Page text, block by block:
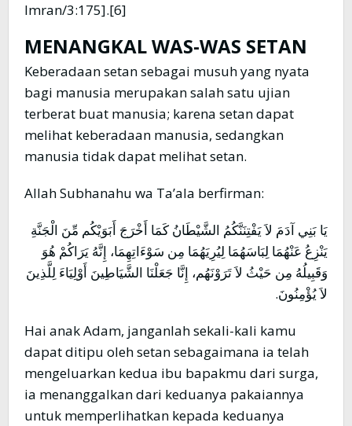
Imran/3:175].[6]
MENANGKAL WAS-WAS SETAN
Keberadaan setan sebagai musuh yang nyata
bagi manusia merupakan salah satu ujian
terberat buat manusia; karena setan dapat
melihat keberadaan manusia, sedangkan
manusia tidak dapat melihat setan.
Allah Subhanahu wa Ta’ala berfirman:
يَا بَنِي آدَمَ لاَ يَفْتِنَنَّكُمُ الشَّيْطَانُ كَمَا أَخْرَجَ أَبَوَيْكُم مِّنَ الْجَنَّةِ
يَنْزِعُ عَنْهُمَا لِبَاسَهُمَا لِيُرِيَهُمَا مِن سَوْءَاتِهِمَا، إِنَّهُ يَرَاكُمْ هُوَ
وَقَبِيلُهُ مِن حَيْثُ لاَ تَرَوْنَهُم، إِنَّا جَعَلْنَا الشَّيَاطِينَ أَوْلِيَاءَ لِلَّذِينَ
لاَ يُؤْمِنُونَ.
Hai anak Adam, janganlah sekali-kali kamu
dapat ditipu oleh setan sebagaimana ia telah
mengeluarkan kedua ibu bapakmu dari surga,
ia menanggalkan dari keduanya pakaiannya
untuk memperlihatkan kepada keduanya